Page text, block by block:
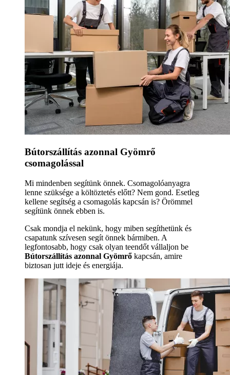
Bútorszállítás azonnal Gyömrő
csomagolással
Mi mindenben segítünk önnek. Csomagolóanyagra
lenne szüksége a költöztetés előtt? Nem gond. Esetleg
kellene segítség a csomagolás kapcsán is? Örömmel
segítünk önnek ebben is.
Csak mondja el nekünk, hogy miben segíthetünk és
csapatunk szívesen segít önnek bármiben. A
legfontosabb, hogy csak olyan teendőt vállaljon be
Bútorszállítás azonnal Gyömrő kapcsán, amire
biztosan jutt ideje és energiája.